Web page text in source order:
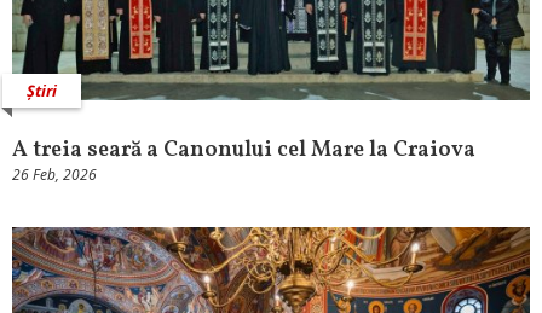
Știri
A treia seară a Canonului cel Mare la Craiova
26 Feb, 2026